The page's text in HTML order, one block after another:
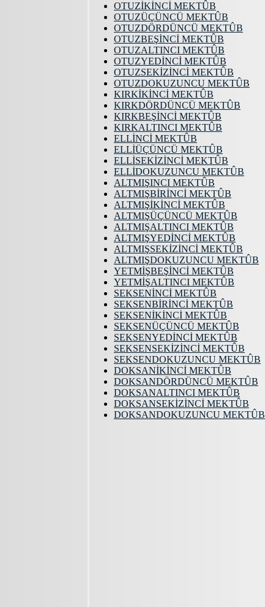
OTUZİKİNCİ MEKTÛB
OTUZÜÇÜNCÜ MEKTÛB
OTUZDÖRDÜNCÜ MEKTÛB
OTUZBEŞİNCİ MEKTÛB
OTUZALTINCI MEKTÛB
OTUZYEDİNCİ MEKTÛB
OTUZSEKİZİNCİ MEKTÛB
OTUZDOKUZUNCU MEKTÛB
KIRKİKİNCİ MEKTÛB
KIRKDÖRDÜNCÜ MEKTÛB
KIRKBEŞİNCİ MEKTÛB
KIRKALTINCI MEKTÛB
ELLİNCİ MEKTÛB
ELLİÜÇÜNCÜ MEKTÛB
ELLİSEKİZİNCİ MEKTÛB
ELLİDOKUZUNCU MEKTÛB
ALTMIŞINCI MEKTÛB
ALTMIŞBİRİNCİ MEKTÛB
ALTMIŞİKİNCİ MEKTÛB
ALTMIŞÜÇÜNCÜ MEKTÛB
ALTMIŞALTINCI MEKTÛB
ALTMIŞYEDİNCİ MEKTÛB
ALTMIŞSEKİZİNCİ MEKTÛB
ALTMIŞDOKUZUNCU MEKTÛB
YETMİŞBEŞİNCİ MEKTÛB
YETMİŞALTINCI MEKTÛB
SEKSENİNCİ MEKTÛB
SEKSENBİRİNCİ MEKTÛB
SEKSENİKİNCİ MEKTÛB
SEKSENÜÇÜNCÜ MEKTÛB
SEKSENYEDİNCİ MEKTÛB
SEKSENSEKİZİNCİ MEKTÛB
SEKSENDOKUZUNCU MEKTÛB
DOKSANİKİNCİ MEKTÛB
DOKSANDÖRDÜNCÜ MEKTÛB
DOKSANALTINCI MEKTÛB
DOKSANSEKİZİNCİ MEKTÛB
DOKSANDOKUZUNCU MEKTÛB